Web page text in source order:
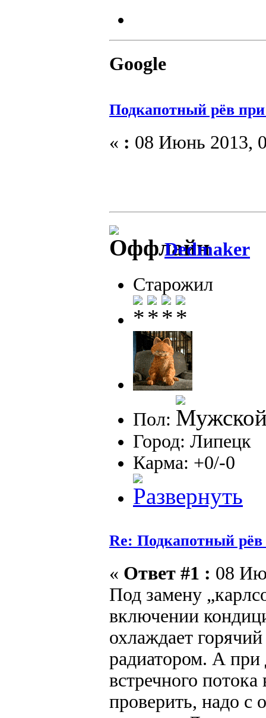
Google
Подкапотный рёв
« : 08 Июнь 2013,
Dedmaker
Старожил
Пол:
Город: Липецк
Карма: +0/-0
Re: Подкапотный
« Ответ #1 : 08
Под замену
включении
охлаждает
радиатором. А
встречного
проверить, надо с